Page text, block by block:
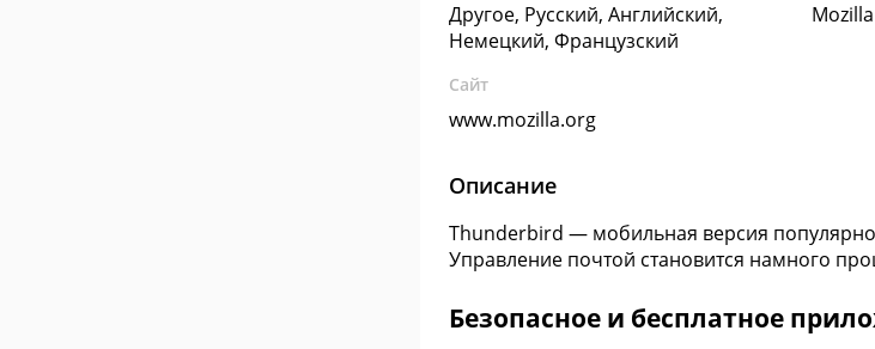
Другое, Русский, Английский,
Немецкий, Французский
Сайт
www.mozilla.org
Описание
Thunderbird — мобильная версия
Управление почтой становится намного
Безопасное и бесплатное